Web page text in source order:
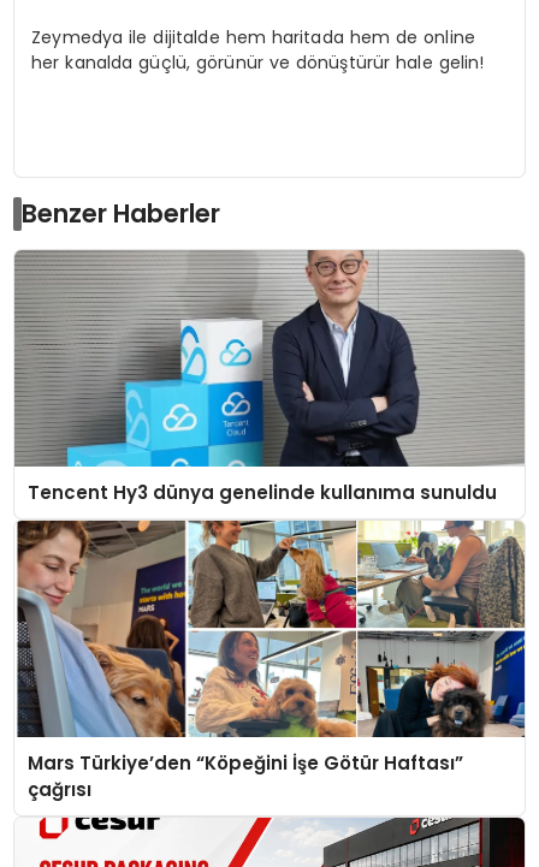
Zeymedya ile dijitalde hem haritada hem de online
her kanalda güçlü, görünür ve dönüştürür hale gelin!
Benzer Haberler
Tencent Hy3 dünya genelinde kullanıma sunuldu
Mars Türkiye’den “Köpeğini İşe Götür Haftası”
çağrısı